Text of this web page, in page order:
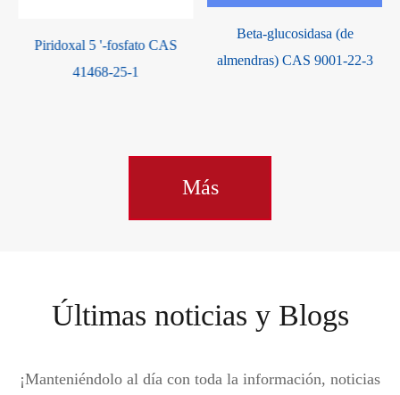
Piridoxal 5 '-fosfato CAS
41468-25-1
Beta-glucosidasa (de
almendras) CAS 9001-22-3
Más
Últimas noticias y Blogs
¡Manteniéndolo al día con toda la información, noticias